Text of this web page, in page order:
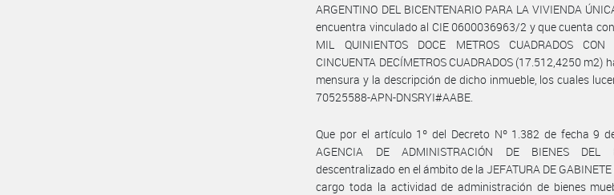
ARGENTINO DEL BICENTENARIO PARA LA VIVIENDA
encuentra vinculado al CIE 0600036963/2 y que cuenta
MIL QUINIENTOS DOCE METROS CUADRADOS CON
CINCUENTA DECÍMETROS CUADRADOS (17.512,4250
mensura y la descripción de dicho inmueble, los cuales
70525588-APN-DNSRYI#AABE.
Que por el artículo 1º del Decreto Nº 1.382 de fecha 9
AGENCIA DE ADMINISTRACIÓN DE BIENES DEL
descentralizado en el ámbito de la JEFATURA DE
cargo toda la actividad de administración de bienes